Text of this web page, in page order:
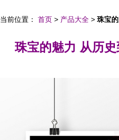
当前位置： 首页 > 产品大全 > 珠宝
珠宝的魅力 从历